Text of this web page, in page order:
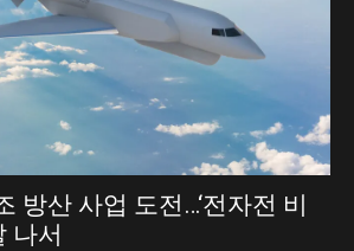
방산 사업 도전…‘전자전 비
나서